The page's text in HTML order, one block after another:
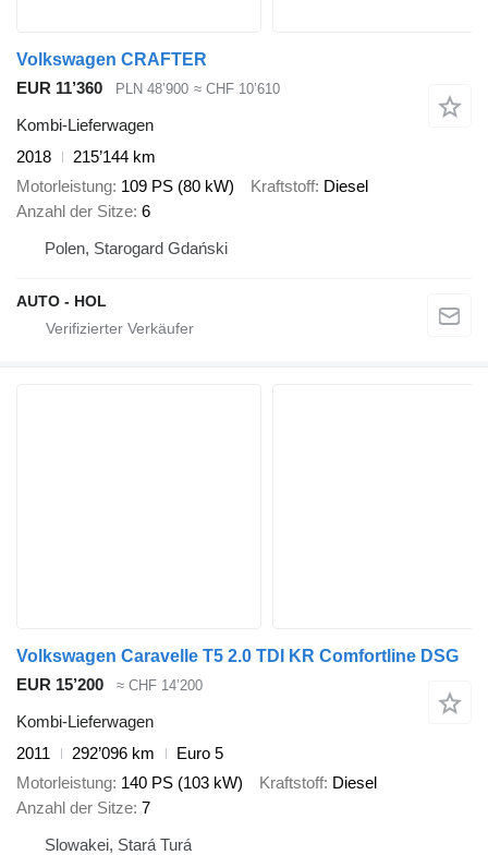
Volkswagen CRAFTER
EUR 11’360
PLN 48’900 ≈ CHF 10’610
Kombi-Lieferwagen
2018
215’144 km
Motorleistung 109 PS (80 kW) Kraftstoff Diesel
Anzahl der Sitze 6
Polen, Starogard Gdański
AUTO - HOL
Volkswagen Caravelle T5 2.0 TDI KR Comfortline DSG
EUR 15’200
≈ CHF 14’200
Kombi-Lieferwagen
2011
292’096 km
Euro 5
Motorleistung 140 PS (103 kW) Kraftstoff Diesel
Anzahl der Sitze 7
Slowakei, Stará Turá